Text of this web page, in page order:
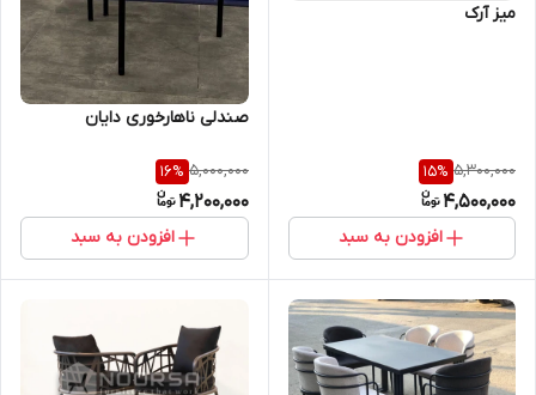
میز آرک
5,300,000
15%
4,500,000
افزودن به سبد
صندلی ناهارخوری دایان
5,000,000
16%
4,200,000
افزودن به سبد